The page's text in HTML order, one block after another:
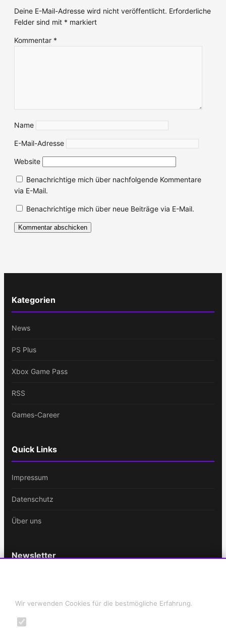
Deine E-Mail-Adresse wird nicht veröffentlicht. Erforderliche
Felder sind mit * markiert
Kommentar *
Name
E-Mail-Adresse
Website
Benachrichtige mich über nachfolgende Kommentare
via E-Mail.
Benachrichtige mich über neue Beiträge via E-Mail.
Kategorien
News
PS Plus
Xbox Game Pass
RSS
Games-Career
Quick Links
Impressum
Datenschutz
Über uns
Newsletter
E-
Adresse
Wir verwenden Cookies für die bestmögliche Erfahrung.